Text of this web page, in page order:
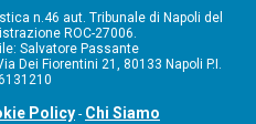
n.46 aut. Tribunale di Napoli del
ROC-27006.
Salvatore Passante
Dei Fiorentini 21, 80133 Napoli P.I.
Policy - Chi Siamo